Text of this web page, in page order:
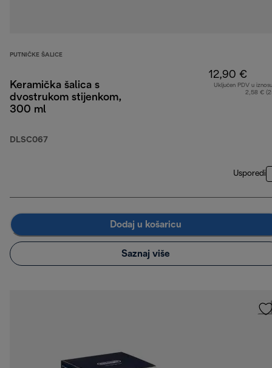
PUTNIČKE ŠALICE
Keramička šalica s
dvostrukom stijenkom,
300 ml
DLSC067
12,90 €
Uključen PDV u
2,58 €
Usporedi
Dodaj u košaricu
Saznaj više